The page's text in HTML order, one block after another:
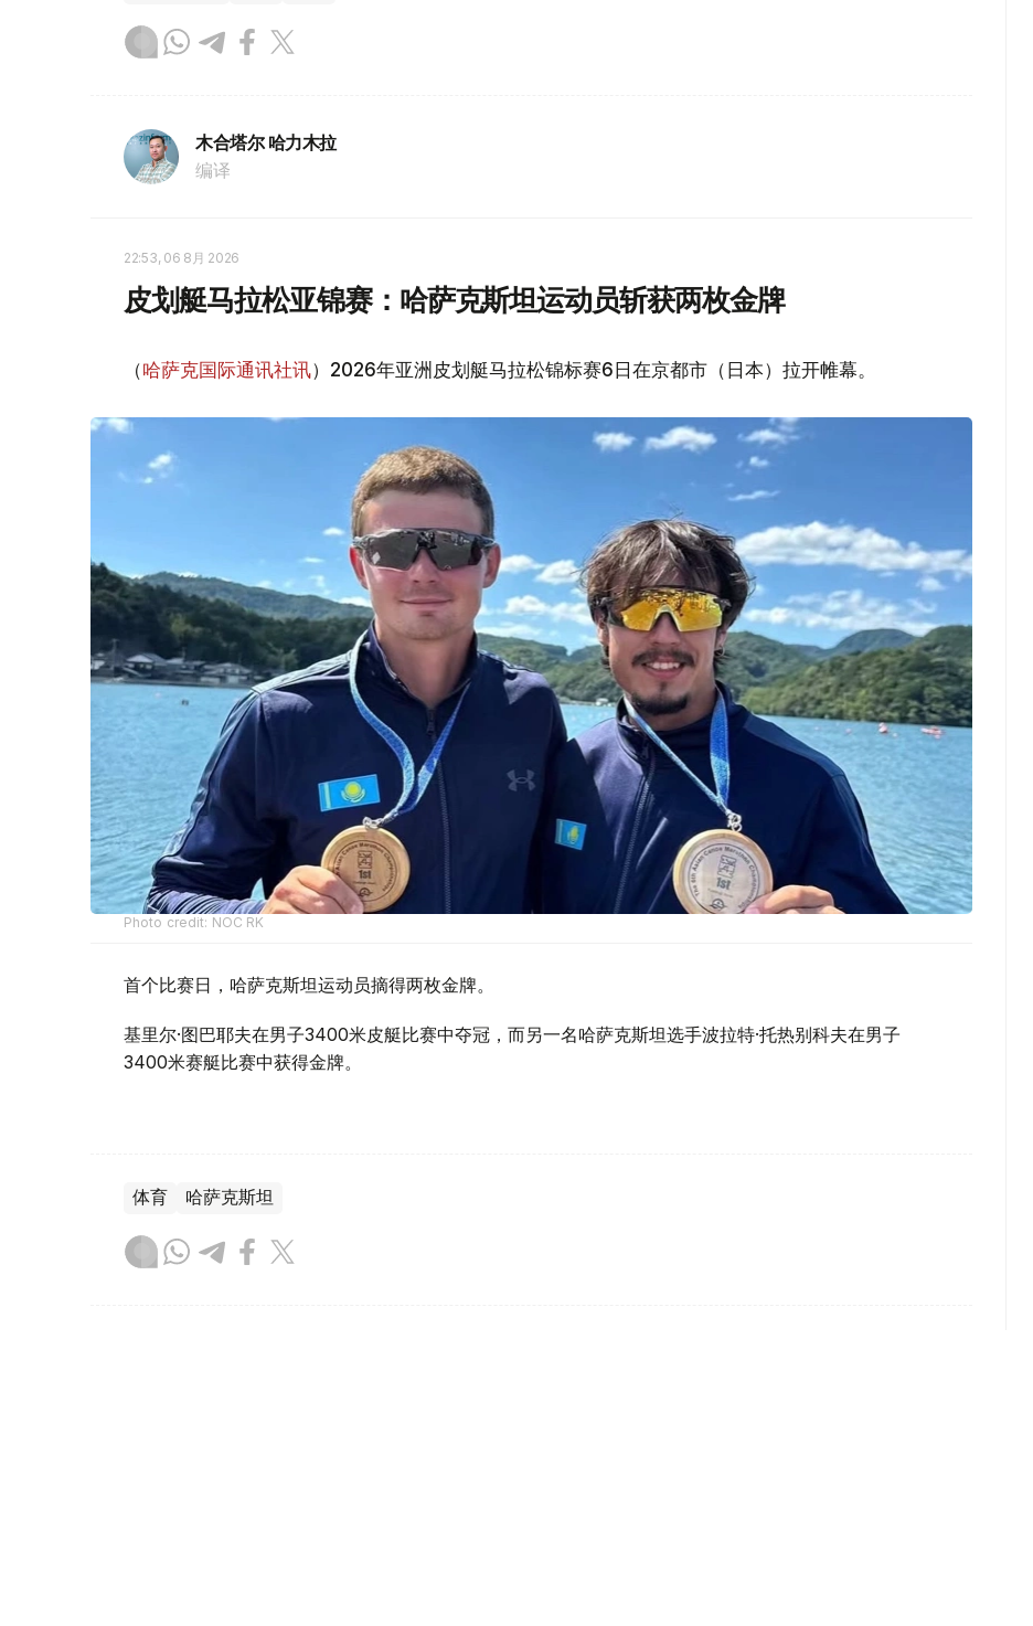
木合塔尔 哈力木拉
编译
22:53, 06 8月 2026
皮划艇马拉松亚锦赛：哈萨克斯坦运动员斩获两枚金牌
（哈萨克国际通讯社讯）2026年亚洲皮划艇马拉松锦标赛6日在京都市（日本）拉开帷幕。
Photo credit: NOC RK
首个比赛日，哈萨克斯坦运动员摘得两枚金牌。
基里尔·图巴耶夫在男子3400米皮艇比赛中夺冠，而另一名哈萨克斯坦选手波拉特·托热别科夫在男子
3400米赛艇比赛中获得金牌。
体育 哈萨克斯坦